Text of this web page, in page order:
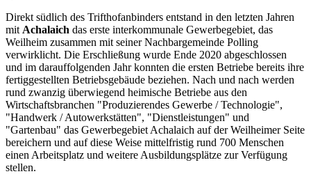
Direkt südlich des Trifthofanbinders entstand in den letzten Jahren
mit Achalaich das erste interkommunale Gewerbegebiet, das
Weilheim zusammen mit seiner Nachbargemeinde Polling
verwirklicht. Die Erschließung wurde Ende 2020 abgeschlossen
und im darauffolgenden Jahr konnten die ersten Betriebe bereits ihre
fertiggestellten Betriebsgebäude beziehen. Nach und nach werden
rund zwanzig überwiegend heimische Betriebe aus den
Wirtschaftsbranchen "Produzierendes Gewerbe / Technologie",
"Handwerk / Autowerkstätten", "Dienstleistungen" und
"Gartenbau" das Gewerbegebiet Achalaich auf der Weilheimer Seite
bereichern und auf diese Weise mittelfristig rund 700 Menschen
einen Arbeitsplatz und weitere Ausbildungsplätze zur Verfügung
stellen.